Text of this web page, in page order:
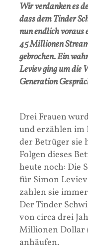
Wir verdanken es
dass dem Tinder
nun endlich
45 Millionen
gebrochen. Ein
Leviev ging um die
Generation
Drei Frauen
und erzählen im
der Betrüger sie
Folgen dieses
heute noch: Die
für Simon
zahlen sie
Der Tinder
von circa drei
Millionen Dollar
anhäufen.